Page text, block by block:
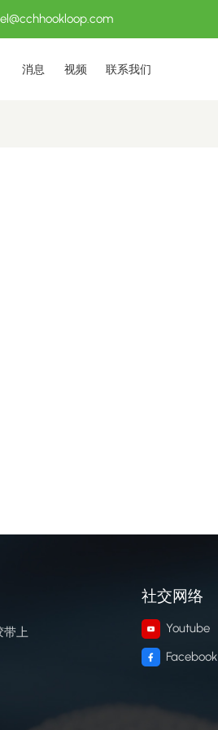
消息 视频 联系我们
带上
社交网络
Youtube
Facebook